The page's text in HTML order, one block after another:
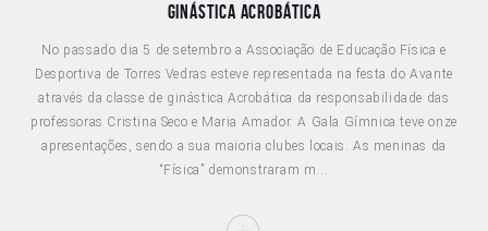
Ginástica Acrobática
No passado dia 5 de setembro a Associação de Educação Física e
Desportiva de Torres Vedras esteve representada na festa do Avante
através da classe de ginástica Acrobática da responsabilidade das
professoras Cristina Seco e Maria Amador. A Gala Gímnica teve onze
apresentações, sendo a sua maioria clubes locais. As meninas da
“Física” demonstraram m...